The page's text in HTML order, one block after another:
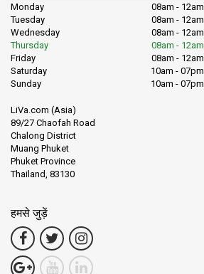
Monday
08am - 12am
Tuesday
08am - 12am
Wednesday
08am - 12am
Thursday
08am - 12am
Friday
08am - 12am
Saturday
10am - 07pm
Sunday
10am - 07pm
LiVa.com (Asia)
89/27 Chaofah Road
Chalong District
Muang Phuket
Phuket Province
Thailand, 83130
हमसे जुड़ें